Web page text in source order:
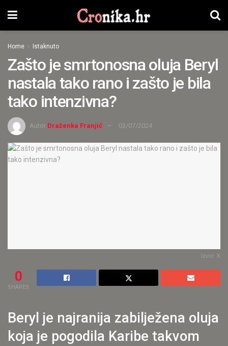
Home Istaknuto
Zašto je smrtonosna oluja Beryl
nastala tako rano i zašto je bila
tako intenzivna?
Autor Draženka Franjić 03/07/2024
Izvor: X
0
SHARES
Beryl je najranija zabilježena oluja
koja je pogodila Karibe takvom